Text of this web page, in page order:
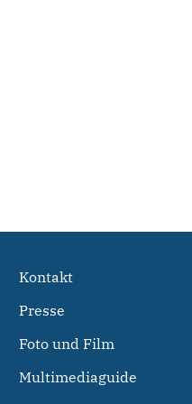
Kontakt
Presse
Foto und Film
Multimediaguide